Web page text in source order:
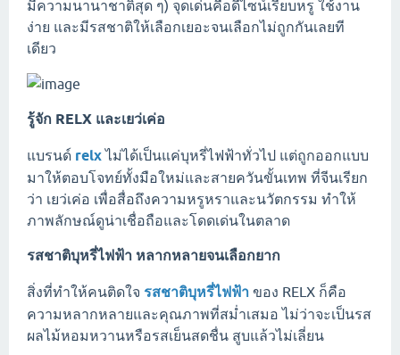
มีความนานาชาติสุด ๆ) จุดเด่นคือดีไซน์เรียบหรู ใช้งาน
ง่าย และมีรสชาติให้เลือกเยอะจนเลือกไม่ถูกกันเลยที
เดียว
รู้จัก RELX และเยว่เค่อ
แบรนด์ relxไม่ได้เป็นแค่บุหรี่ไฟฟ้าทั่วไป แต่ถูกออกแบบ
มาให้ตอบโจทย์ทั้งมือใหม่และสายควันขั้นเทพ ที่จีนเรียก
ว่า เยว่เค่อ เพื่อสื่อถึงความหรูหราและนวัตกรรม ทำให้
ภาพลักษณ์ดูน่าเชื่อถือและโดดเด่นในตลาด
รสชาติบุหรี่ไฟฟ้า หลากหลายจนเลือกยาก
สิ่งที่ทำให้คนติดใจ รสชาติบุหรี่ไฟฟ้า ของ RELX ก็คือ
ความหลากหลายและคุณภาพที่สม่ำเสมอ ไม่ว่าจะเป็นรส
ผลไม้หอมหวานหรือรสเย็นสดชื่น สูบแล้วไม่เลี่ยน